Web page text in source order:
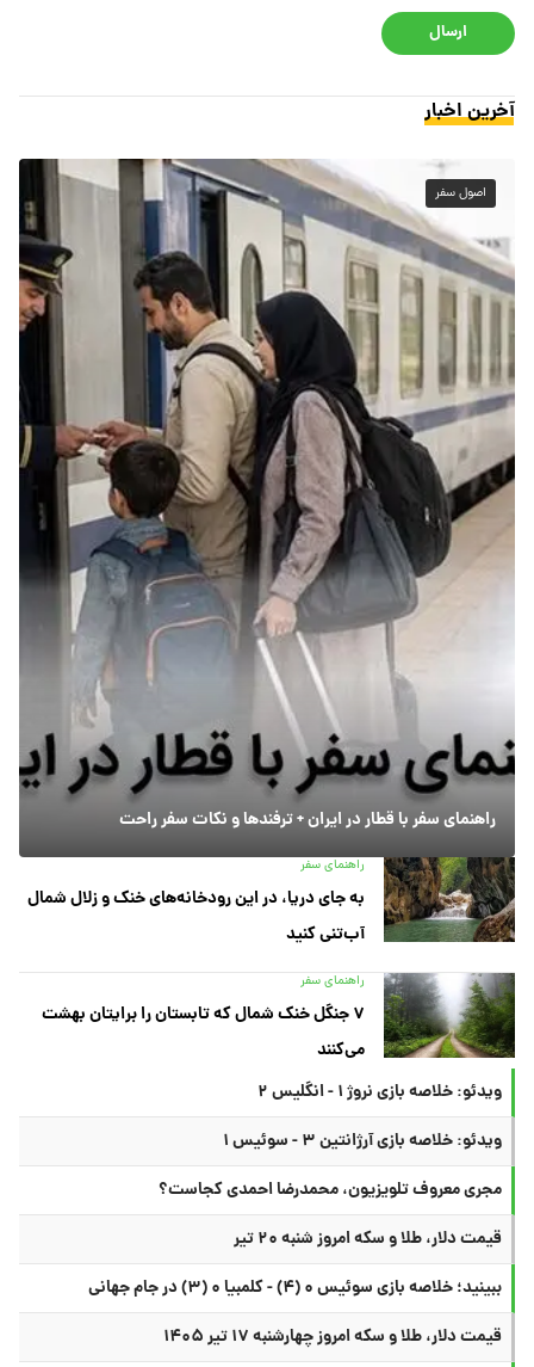
ارسال
آخرین اخبار
اصول سفر
راهنمای سفر با قطار در ایران + ترفندها و نکات سفر راحت
راهنمای سفر
به جای دریا، در این رودخانه‌های خنک و زلال شمال
آب‌تنی کنید
راهنمای سفر
۷ جنگل خنک شمال که تابستان را برایتان بهشت
می‌کنند
ویدئو: خلاصه بازی نروژ ۱ - انگلیس ۲
ویدئو: خلاصه بازی آرژانتین ۳ - سوئیس ۱
مجری معروف تلویزیون، محمدرضا احمدی کجاست؟
قیمت دلار، طلا و سکه امروز شنبه ۲۰ تیر
ببینید؛ خلاصه بازی سوئیس ۰ (۴) - کلمبیا ۰ (۳) در جام جهانی
قیمت دلار، طلا و سکه امروز چهارشنبه ۱۷ تیر ۱۴۰۵